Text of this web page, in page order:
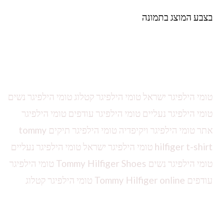
בצבע המוצג בתמונה
טומי הילפיגר ישראל טומי הילפיגר קטלוג טומי הילפיגר נשים
טומי הילפיגר נעליים טומי הילפיגר עודפים טומי הילפיגר
אתר טומי הילפיגר ויקיפדיה טומי הילפיגר תיקים tommy
hilfiger t-shirt טומי הילפיגר ישראל טומי הילפיגר נעליים
טומי הילפיגר נשים Tommy Hilfiger Shoes טומי הילפיגר
עודפים Tommy Hilfiger online טומי הילפיגר קטלוג